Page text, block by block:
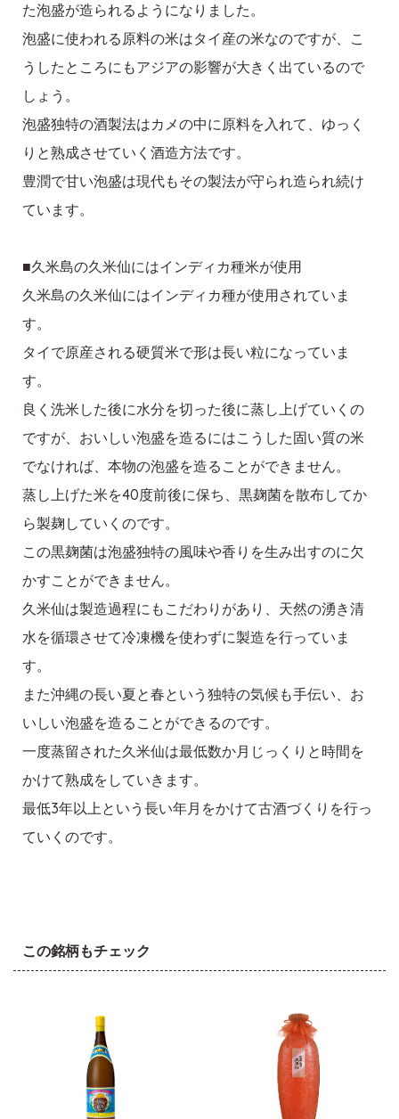
た泡盛が造られるようになりました。
泡盛に使われる原料の米はタイ産の米なのですが、こ
うしたところにもアジアの影響が大きく出ているので
しょう。
泡盛独特の酒製法はカメの中に原料を入れて、ゆっく
りと熟成させていく酒造方法です。
豊潤で甘い泡盛は現代もその製法が守られ造られ続け
ています。
■久米島の久米仙にはインディカ種米が使用
久米島の久米仙にはインディカ種が使用されていま
す。
タイで原産される硬質米で形は長い粒になっていま
す。
良く洗米した後に水分を切った後に蒸し上げていくの
ですが、おいしい泡盛を造るにはこうした固い質の米
でなければ、本物の泡盛を造ることができません。
蒸し上げた米を40度前後に保ち、黒麹菌を散布してか
ら製麹していくのです。
この黒麹菌は泡盛独特の風味や香りを生み出すのに欠
かすことができません。
久米仙は製造過程にもこだわりがあり、天然の湧き清
水を循環させて冷凍機を使わずに製造を行っていま
す。
また沖縄の長い夏と春という独特の気候も手伝い、お
いしい泡盛を造ることができるのです。
一度蒸留された久米仙は最低数か月じっくりと時間を
かけて熟成をしていきます。
最低3年以上という長い年月をかけて古酒づくりを行っ
ていくのです。
この銘柄もチェック